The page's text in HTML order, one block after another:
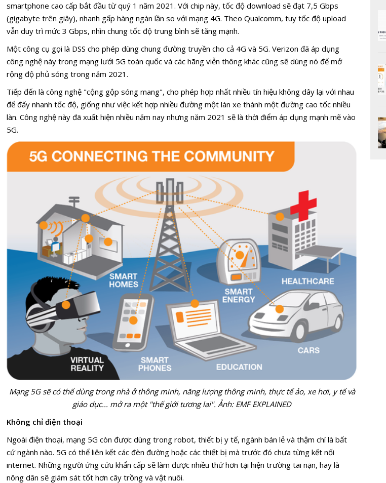
smartphone cao cấp bắt đầu từ quý 1 năm 2021. Với chip này, tốc độ download sẽ đạt 7,5 Gbps
(gigabyte trên giây), nhanh gấp hàng ngàn lần so với mạng 4G. Theo Qualcomm, tuy tốc độ upload
vẫn duy trì mức 3 Gbps, nhìn chung tốc độ trung bình sẽ tăng mạnh.
Một công cụ gọi là DSS cho phép dùng chung đường truyền cho cả 4G và 5G. Verizon đã áp dụng
công nghệ này trong mạng lưới 5G toàn quốc và các hãng viễn thông khác cũng sẽ dùng nó để mở
rộng độ phủ sóng trong năm 2021.
Tiếp đến là công nghệ "cộng gộp sóng mang", cho phép hợp nhất nhiều tín hiệu không dây lại với nhau
để đẩy nhanh tốc độ, giống như việc kết hợp nhiều đường một làn xe thành một đường cao tốc nhiều
làn. Công nghệ này đã xuất hiện nhiều năm nay nhưng năm 2021 sẽ là thời điểm áp dụng mạnh mẽ vào
5G.
Mạng 5G sẽ có thể dùng trong nhà ở thông minh, năng lượng thông minh, thực tế ảo, xe hơi, y tế và
giáo dục... mở ra một "thế giới tương lai". Ảnh: EMF EXPLAINED
Không chỉ điện thoại
Ngoài điện thoại, mạng 5G còn được dùng trong robot, thiết bị y tế, ngành bán lẻ và thậm chí là bất
cứ ngành nào. 5G có thể liên kết các đèn đường hoặc các thiết bị mà trước đó chưa từng kết nối
internet. Những người ứng cứu khẩn cấp sẽ làm được nhiều thứ hơn tại hiện trường tai nạn, hay là
nông dân sẽ giám sát tốt hơn cây trồng và vật nuôi.